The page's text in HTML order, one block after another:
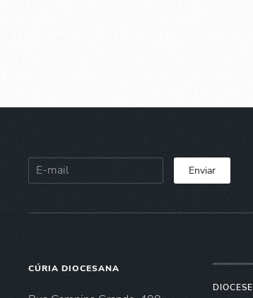
Enviar
CÚRIA DIOCESANA
DIOCESE